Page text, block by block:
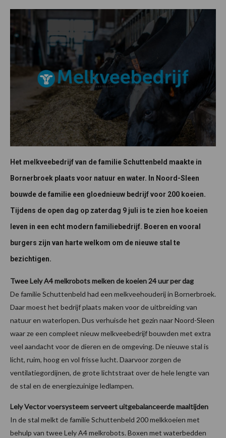
Het melkveebedrijf van de familie Schuttenbeld maakte in
Bornerbroek plaats voor natuur en water. In Noord-Sleen
bouwde de familie een gloednieuw bedrijf voor 200 koeien.
Tijdens de open dag op zaterdag 9 juli is te zien hoe koeien
leven in een echt modern familiebedrijf. Boeren en vooral
burgers zijn van harte welkom om de nieuwe stal te
bezichtigen.
Twee Lely A4 melkrobots melken de koeien 24 uur per dag
De familie Schuttenbeld had een melkveehouderij in Bornerbroek.
Daar moest het bedrijf plaats maken voor de uitbreiding van
natuur en waterlopen. Dus verhuisde het gezin naar Noord-Sleen
waar ze een compleet nieuw melkveebedrijf bouwden met extra
veel aandacht voor de dieren en de omgeving. De nieuwe stal is
licht, ruim, hoog en vol frisse lucht. Daarvoor zorgen de
ventilatiegordijnen, de grote lichtstraat over de hele lengte van
de stal en de energiezuinige ledlampen.
Lely Vector voersysteem serveert uitgebalanceerde maaltijden
In de stal melkt de familie Schuttenbeld 200 melkkoeien met
behulp van twee Lely A4 melkrobots. Boxen met waterbedden